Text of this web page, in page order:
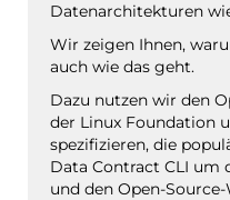
Datenarchitekturen
Wir zeigen Ihnen,
auch wie das geht.
Dazu nutzen wir den
der Linux Foundation
spezifizieren, die
Data Contract CLI um
und den Open-